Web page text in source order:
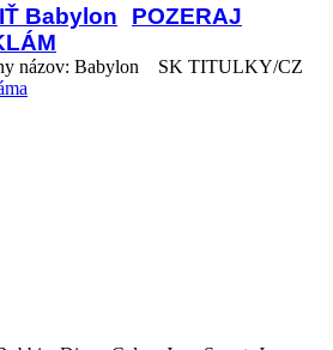
Babylon
POZERAJ
názov: Babylon
SK TITULKY/CZ